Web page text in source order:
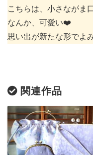
こちらは、小さながま
なんか、可愛い❤️
思い出が新たな形でよ
関連作品